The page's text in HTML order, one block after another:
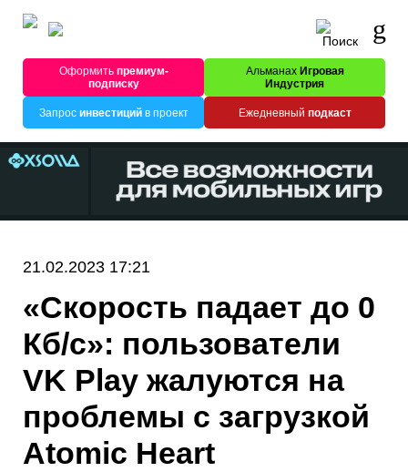
Оформитьпремиум-
подписку
Альманах Игровая
Индустрия
Запрос инвестицийв проект Ежедневный подкаст
21.02.2023 17:21
«Скорость падает до 0
Кб/с»: пользователи
VK Play жалуются на
проблемы с загрузкой
Atomic Heart